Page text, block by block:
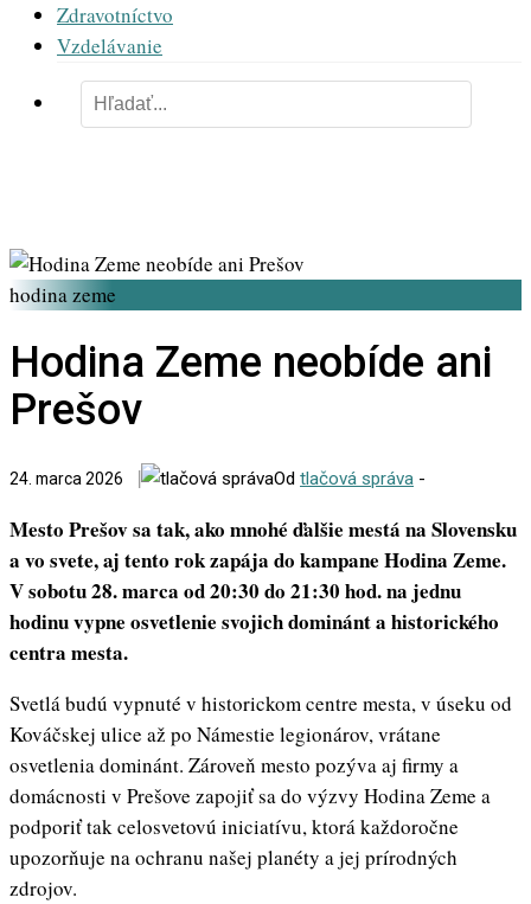
Zdravotníctvo
Vzdelávanie
hodina zeme
Hodina Zeme neobíde ani
Prešov
24. marca 2026 Od tlačová správa -
Mesto Prešov sa tak, ako mnohé ďalšie mestá na Slovensku
a vo svete, aj tento rok zapája do kampane Hodina Zeme.
V sobotu 28. marca od 20:30 do 21:30 hod. na jednu
hodinu vypne osvetlenie svojich dominánt a historického
centra mesta.
Svetlá budú vypnuté v historickom centre mesta, v úseku od
Kováčskej ulice až po Námestie legionárov, vrátane
osvetlenia dominánt. Zároveň mesto pozýva aj firmy a
domácnosti v Prešove zapojiť sa do výzvy Hodina Zeme a
podporiť tak celosvetovú iniciatívu, ktorá každoročne
upozorňuje na ochranu našej planéty a jej prírodných
zdrojov.